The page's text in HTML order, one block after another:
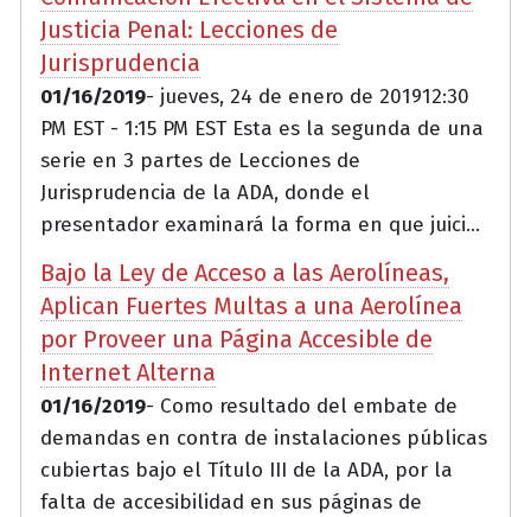
Justicia Penal: Lecciones de
Jurisprudencia
01/16/2019- jueves, 24 de enero de 201912:30
PM EST - 1:15 PM EST Esta es la segunda de una
serie en 3 partes de Lecciones de
Jurisprudencia de la ADA, donde el
presentador examinará la forma en que juici...
Bajo la Ley de Acceso a las Aerolíneas,
Aplican Fuertes Multas a una Aerolínea
por Proveer una Página Accesible de
Internet Alterna
01/16/2019- Como resultado del embate de
demandas en contra de instalaciones públicas
cubiertas bajo el Título III de la ADA, por la
falta de accesibilidad en sus páginas de